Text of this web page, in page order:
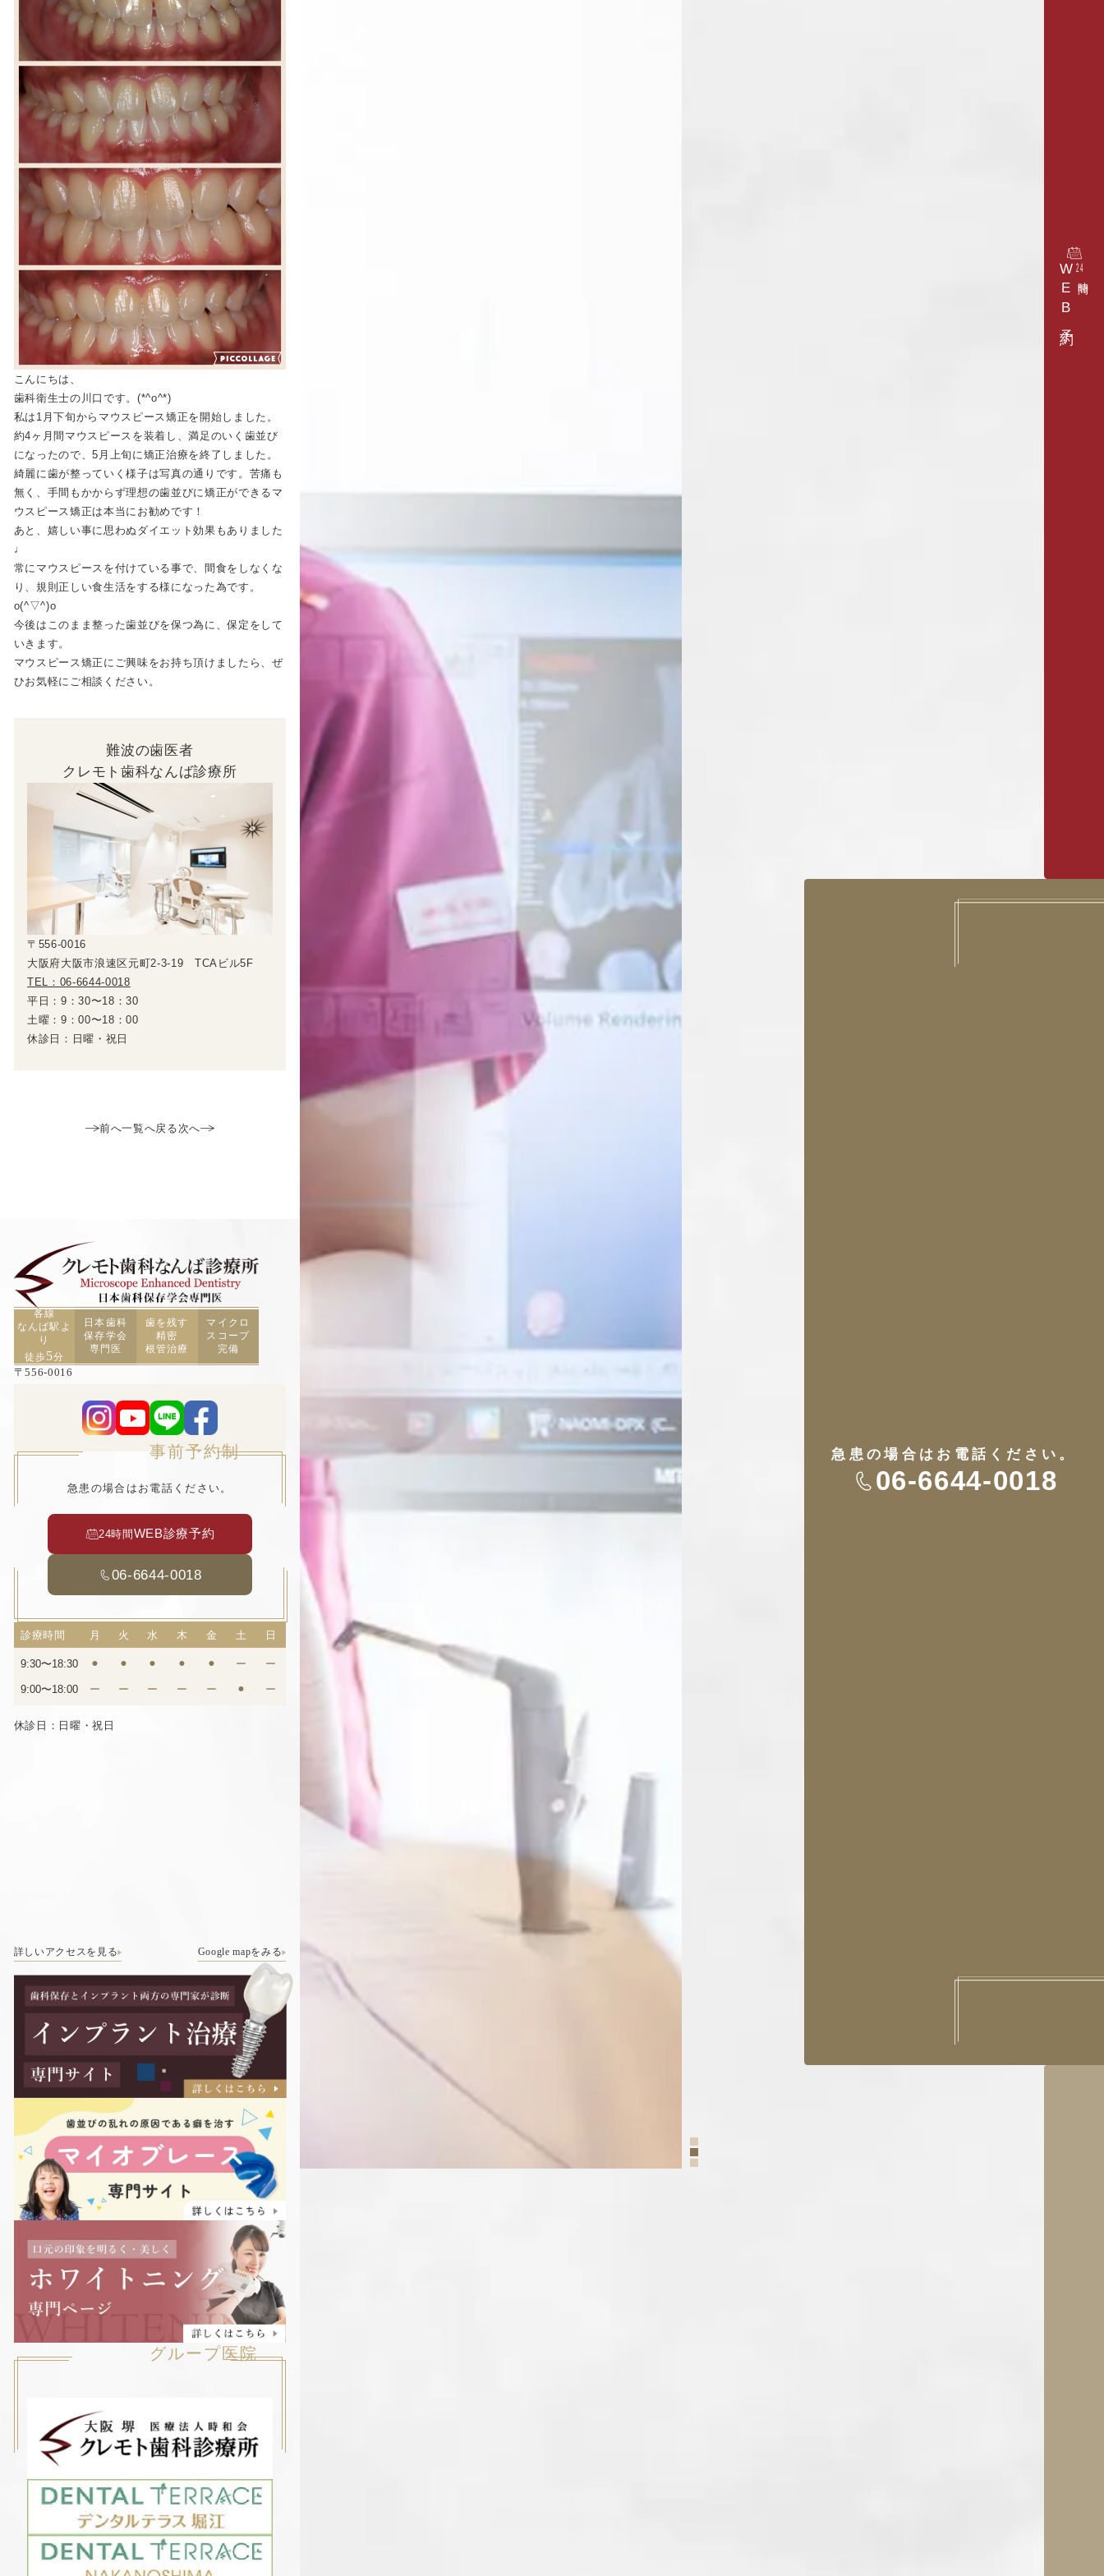
こんにちは、
歯科衛生士の川口です。(*^o^*)
私は1月下旬からマウスピース矯正を開始しました。
約4ヶ月間マウスピースを装着し、満足のいく歯並び
になったので、5月上旬に矯正治療を終了しました。
綺麗に歯が整っていく様子は写真の通りです。苦痛も
無く、手間もかからず理想の歯並びに矯正ができるマ
ウスピース矯正は本当にお勧めです！
あと、嬉しい事に思わぬダイエット効果もありました
♩
常にマウスピースを付けている事で、間食をしなくな
り、規則正しい食生活をする様になった為です。
o(^▽^)o
今後はこのまま整った歯並びを保つ為に、保定をして
いきます。
マウスピース矯正にご興味をお持ち頂けましたら、ぜ
ひお気軽にご相談ください。
難波の歯医者
クレモト歯科なんば診療所
〒556-0016
大阪府大阪市浪速区元町2-3-19 TCAビル5F
TEL：06-6644-0018
平日：9：30〜18：30
土曜：9：00〜18：00
休診日：日曜・祝日
前へ一覧へ戻る 次へ
各線
なんば駅よ
り
徒歩5分
日本歯科
保存学会
専門医
歯を残す
精密
根管治療
マイクロ
スコープ
完備
〒556-0016
事前予約制
急患の場合はお電話ください。
24時間 WEB診療予約
06-6644-0018
診療時間 月 火 水 木 金 土 日
9:30〜18:30 ⚫︎ ⚫︎ ⚫︎ ⚫︎ ⚫︎ ー ー
9:00〜18:00 ー ー ー ー ー ⚫︎ ー
休診日：日曜・祝日
詳しいアクセスを見る Google mapをみる
グループ医院
WEB予約 24
急患の場合はお電話ください。
06-6644-0018